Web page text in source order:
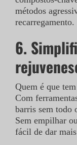
métodos
recarregamento.
6.
Quem é que
Com
barris sem todo
Sem empilhar
fácil de dar